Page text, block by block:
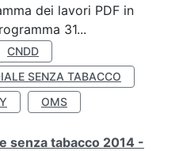
dei lavori PDF in
31...
CNDD
SENZA TABACCO
OMS
senza tabacco 2014 -